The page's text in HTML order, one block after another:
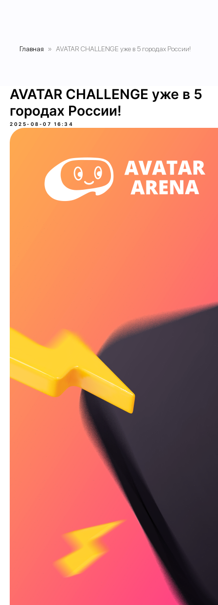
Главная AVATAR CHALLENGE уже в 5 городах России!
AVATAR CHALLENGE уже в 5
городах России!
2025-08-07 16:34